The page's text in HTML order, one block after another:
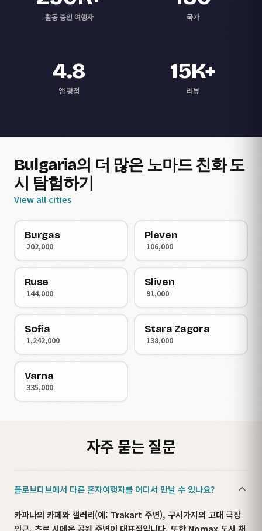
활동 중인 여행자 국가
4.8
앱 평점
15K+
리뷰
Bulgaria의 더 많은 노마드 친화 도
시 탐험하기
View all cities
Burgas
202,000
Pleven
106,000
Ruse
144,000
Sliven
91,000
Sofia
1,242,000
Stara Zagora
138,000
Varna
335,000
자주 묻는 질문
플로브디브에서 다른 혼자여행자를 어디서 만날 수 있나요?
카파나의 카페와 갤러리(예: Trakart 주변), 구시가지의 고대 극장
인근, 츠르 시메온 공원 주변이 대표적입니다. 또한 Nomax 도시 채